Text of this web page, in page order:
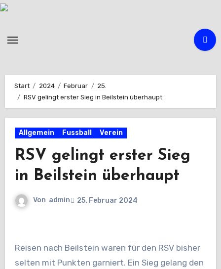
Zum
Start 2024 Februar
25.
RSV gelingt erster Sieg in Beilstein überhaupt
Allgemein Fussball Verein
RSV gelingt erster Sieg
in Beilstein überhaupt
Von admin 25. Februar 2024
Reisen nach Beilstein waren für den RSV bisher
selten mit Punkten garniert. Ein Sieg gelang den